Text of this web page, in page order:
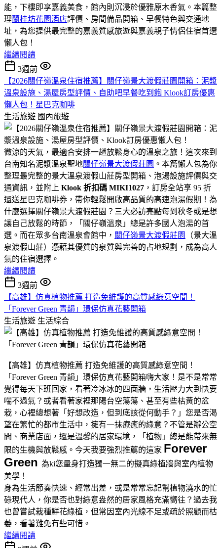
能，下樓即享嘉義美食，館內則沉浸於優雅原木香氣。本篇整
理蘭桂坊花園酒店評價、房間備品開箱、早餐特色與交通地
址，為您提供最完整的嘉義質感旅遊與嘉義親子情侶住宿首選
懶人包！
繼續閱讀
3週前
【2026關仔嶺溫泉住宿推薦】關仔嶺景大渡假莊園開箱：泥漿
溫泉設施、湯屋房型評價、自助吧早餐吃到飽 Klook訂房優惠
懶人包！星巴克咖啡
生活旅遊 國內旅遊
微涼的天氣，最適合安排一趟放鬆身心的溫泉之旅！這次來到
台南知名泥漿溫泉聖地關仔嶺景大渡假莊園 。本篇懶人包為你
整理最完整的景大溫泉渡假山莊房型開箱、泡湯設施評價與交
通資訊，並附上 Klook 折扣碼 MIKI1027 ，訂房全站享 95 折
還送星巴克咖啡券，帶你輕鬆開啟高品質的高速泡湯假期！為
什麼選擇關仔嶺景大渡假莊園？三大必訪亮點每到秋冬或是想
讓自己放鬆的時節，「關仔嶺溫泉」總是許多國人泡湯的首
選。而在眾多台南溫泉會館中， 關仔嶺景大渡假莊園
（景大溫
泉渡假山莊）憑藉其優質的泉質與完善的占地規劃，成為高人
氣的住宿選擇。
繼續閱讀
3週前
​【高雄】仿真植物推薦 打造免維護的高質感綠意空間！
「Forever Green 青韻」環保仿真花藝開箱
生活旅遊 生活綜合
​【高雄】仿真植物推薦 打造免維護的高質感綠意空間！
「Forever Green 青韻」環保仿真花藝開箱嗨大家！是不是常常
覺得每天下班回家，看著冷冰冰的四面牆，生活壓力大到快要
喘不過氣？或者看著家裡那陽台空蕩蕩、甚至有些枯黃的盆
栽，心裡總想著「好想改造，但到底該從何動手？」您是否渴
望在繁忙的都市生活中，擁有一抹療癒的綠意？不管是辦公空
間、商業店面，還是溫馨的居家環境，「植物」總是能帶來無
限的生機與放鬆感。今天我要強烈推薦的這家 Forever
Green 為ki您量身打造獨一無二的擬真綠植牆與室內植物
美學！
​身為生活節奏快速、經常出差，或是常常忘記幫植物澆水的忙
碌現代人，你是否也對綠意盎然的居家風格充滿嚮往？過去我
也曾嘗試栽種鮮花綠植，但常因室內光線不足或疏於照顧而枯
萎，看著難免有些可惜。
繼續閱讀